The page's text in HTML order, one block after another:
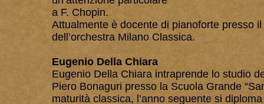
a F. Chopin.
Attualmente è docente di pianoforte presso
dell’orchestra Milano Classica.
Eugenio Della Chiara
Eugenio Della Chiara intraprende lo studio
Piero Bonaguri presso la Scuola Grande
maturità classica, l’anno seguente si